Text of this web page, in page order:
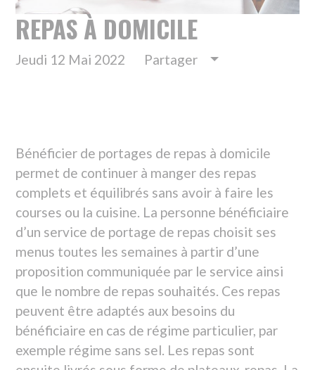
menus toutes les semaines à partir d’une
proposition communiquée par le service ainsi
que le nombre de repas souhaités. Ces repas
peuvent être adaptés aux besoins du
bénéficiaire en cas de régime particulier, par
exemple régime sans sel. Les repas sont
ensuite livrés sous forme de plateaux-repas. La
plupart du temps, le plateau-repas est à
réchauffer.
Les plateaux repas du week-end sont
généralement livrés le vendredi.